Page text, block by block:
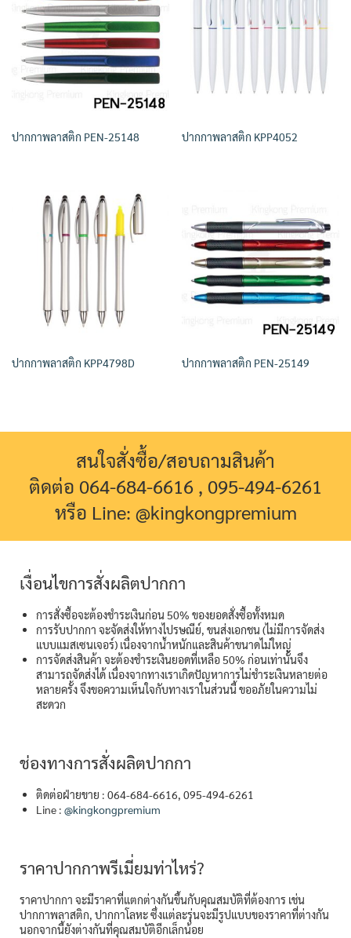
ปากกาพลาสติก PEN-25148 ปากกาพลาสติก KPP4052
ปากกาพลาสติก KPP4798D ปากกาพลาสติก PEN-25149
สนใจสั่งซื้อ/สอบถามสินค้า
ติดต่อ 064-684-6616 , 095-494-6261
หรือ Line: @kingkongpremium
เงื่อนไขการสั่งผลิตปากกา
การสั่งซื้อจะต้องชำระเงินก่อน 50% ของยอดสั่งซื้อทั้งหมด
การรับปากกา จะจัดส่งให้ทางไปรษณีย์, ขนส่งเอกชน (ไม่มีการจัดส่ง
แบบแมสเซนเจอร์) เนื่องจากน้ำหนักและสินค้าขนาดไม่ใหญ่
การจัดส่งสินค้า จะต้องชำระเงินยอดที่เหลือ 50% ก่อนเท่านั้นจึง
สามารถจัดส่งได้ เนื่องจากทางเราเกิดปัญหาการไม่ชำระเงินหลายต่อ
หลายครั้ง จึงขอความเห็นใจกับทางเราในส่วนนี้ ขออภัยในความไม่
สะดวก
ช่องทางการสั่งผลิตปากกา
ติดต่อฝ่ายขาย : 064-684-6616, 095-494-6261
Line : @kingkongpremium
ราคาปากกาพรีเมี่ยมท่าไหร่?
ราคาปากกา จะมีราคาที่แตกต่างกันขึ้นกับคุณสมบัติที่ต้องการ เช่น
ปากกาพลาสติก, ปากกาโลหะ ซึ่งแต่ละรุ่นจะมีรูปแบบของราคาที่ต่างกัน
นอกจากนี้ยังต่างกันที่คุณสมบัติอีกเล็กน้อย